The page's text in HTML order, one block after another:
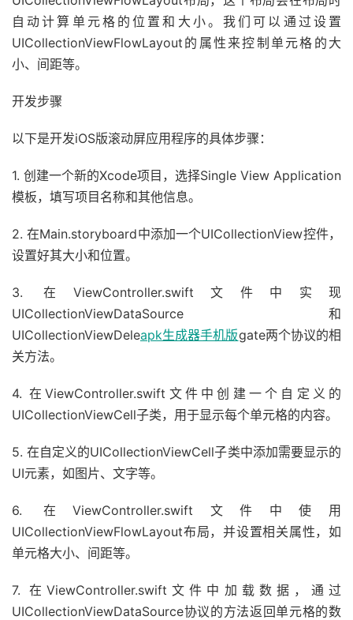
自动计算单元格的位置和大小。我们可以通过设置
UICollectionViewFlowLayout的属性来控制单元格的大
小、间距等。
开发步骤
以下是开发iOS版滚动屏应用程序的具体步骤：
1. 创建一个新的Xcode项目，选择Single View Application
模板，填写项目名称和其他信息。
2. 在Main.storyboard中添加一个UICollectionView控件，
设置好其大小和位置。
3. 在ViewController.swift文件中实现
UICollectionViewDataSource和
UICollectionViewDeleapk生成器手机版gate两个协议的相
关方法。
4. 在ViewController.swift文件中创建一个自定义的
UICollectionViewCell子类，用于显示每个单元格的内容。
5. 在自定义的UICollectionViewCell子类中添加需要显示的
UI元素，如图片、文字等。
6. 在ViewController.swift文件中使用
UICollectionViewFlowLayout布局，并设置相关属性，如
单元格大小、间距等。
7. 在ViewController.swift文件中加载数据，通过
UICollectionViewDataSource协议的方法返回单元格的数